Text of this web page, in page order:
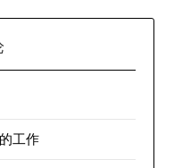
工作